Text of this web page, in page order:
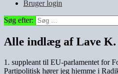
Bruger login
Søg efter:
Alle indlæg af Lave K.
1. suppleant til EU-parlamentet for
Partipolitisk hører jeg hjemme i